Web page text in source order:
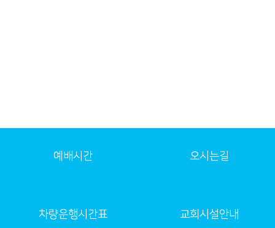
예배시간 오시는길
차량운행시간표 교회시설안내